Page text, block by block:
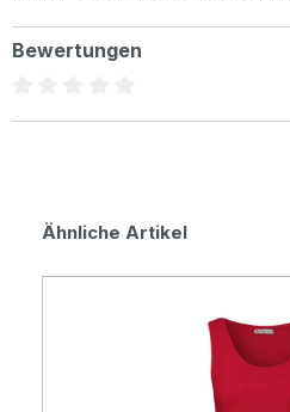
Bewertungen
Produktgalerie überspringen
Ähnliche Artikel